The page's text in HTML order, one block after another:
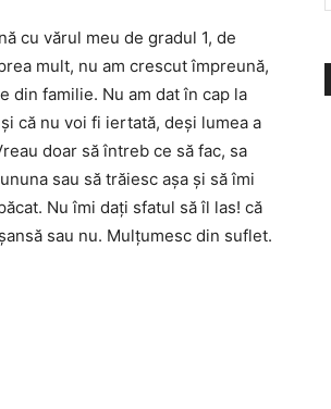
cu vărul meu de gradul 1, de
mult, nu am crescut împreună,
din familie. Nu am dat în cap la
că nu voi fi iertată, deși lumea a
doar să întreb ce să fac, sa
sau să trăiesc așa și să îmi
Nu îmi dați sfatul să îl las! că
sau nu. Mulțumesc din suflet.